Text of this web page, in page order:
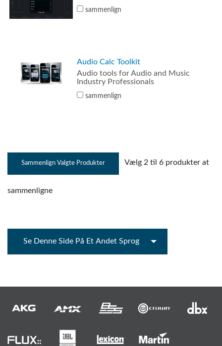
sammenlign
Audio Calc Toolkit
Audio tools for Audio and Music
Industry Professionals
sammenlign
Vælg 2 til 6 produkter at
sammenligne
Se Denne Side På Et Andet Sprog